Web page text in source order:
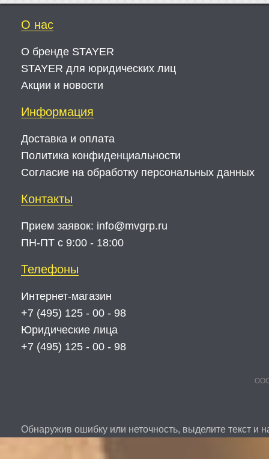
О нас
О бренде STAYER
STAYER для юридических лиц
Акции и новости
Информация
Доставка и оплата
Политика конфиденциальности
Согласие на обработку персональных данных
Контакты
Прием заявок: info@mvgrp.ru
ПН-ПТ с 9:00 - 18:00
Телефоны
Интернет-магазин
+7 (495) 125 - 00 - 98
Юридические лица
+7 (495) 125 - 00 - 98
ООО
Обнаружив ошибку или неточность, выделите текст и